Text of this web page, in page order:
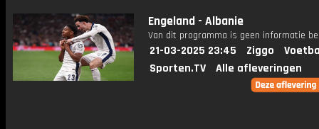
Engeland - Albanie
Van dit programma is geen informatie
21-03-2025 23:45 Ziggo
Sporten.TV
Alle afleveringen